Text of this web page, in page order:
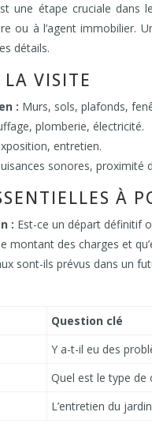
une étape cruciale
ou à l’agent immobilier.
détails.
LA VISITE
: Murs, sols, plafonds,
plomberie, électricité.
entretien.
sonores, proximité
À
: Est-ce un départ définitif
montant des charges et
sont-ils prévus dans un
Question clé
Y a-t-il eu des
Quel est le type de
L’entretien du